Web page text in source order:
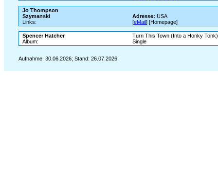
Jo Thompson
Szymanski
Adresse: USA
Links:
[eMail] [Homepage]
Spencer Hatcher
Turn This Town (Into a Honky Tonk)
Album:
Single
Aufnahme: 30.06.2026; Stand: 26.07.2026